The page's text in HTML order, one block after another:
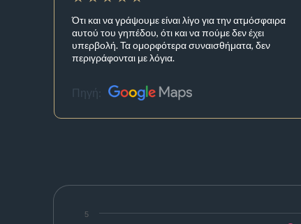
Ότι και να γράψουμε είναι λίγο για την ατμόσφαιρα
αυτού του γηπέδου, ότι και να πούμε δεν έχει
υπερβολή. Τα ομορφότερα συναισθήματα, δεν
περιγράφονται με λόγια.
Πηγή:
5